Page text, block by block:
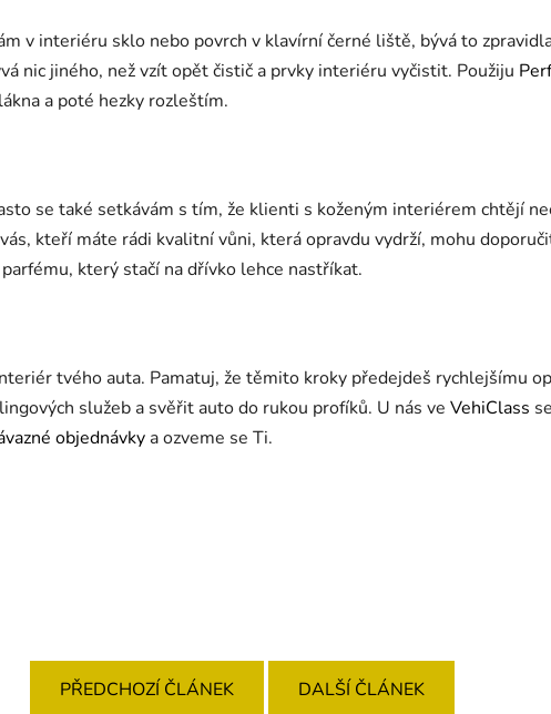
v interiéru sklo nebo povrch v klavírní černé liště, bývá to
nic jiného, než vzít opět čistič a prvky interiéru vyčistit. Použiju
a poté hezky rozleštím.
se také setkávám s tím, že klienti s koženým interiérem chtějí
kteří máte rádi kvalitní vůni, která opravdu vydrží, mohu
který stačí na dřívko lehce nastříkat.
tvého auta. Pamatuj, že těmito kroky předejdeš rychlejšímu
služeb a svěřit auto do rukou profíků. U nás ve VehiClass
objednávky a ozveme se Ti.
PŘEDCHOZÍ ČLÁNEK DALŠÍ ČLÁNEK